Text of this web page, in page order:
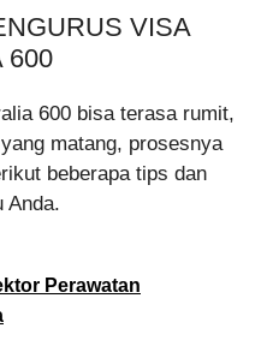
VISA
600
600 bisa terasa rumit,
matang, prosesnya
beberapa tips dan
Anda.
Perawatan